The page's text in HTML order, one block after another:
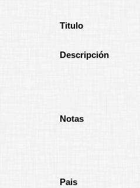
Titulo
Descripción
Notas
Pais